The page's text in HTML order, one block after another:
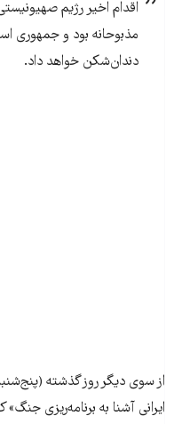
اقدام اخیر رژیم
مذبوحانه بود و جمهوری
دندان‌شکن خواهد داد.
از سوی دیگر روز گذشته
ایرانی آشنا به برنامه‌ریزی